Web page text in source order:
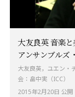
大友良英 音楽
アンサンブルズ
大友良英，ユエン・
会：畠中実（ICC）
2015年2月20日 公開